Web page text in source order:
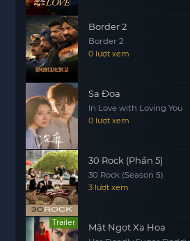
Border 2
Border 2
0 lượt xem
Sa Đoạ
In Love with Loving You
0 lượt xem
30 Rock (Phần 5)
30 Rock (Season 5)
3 lượt xem
Trailer Mật Ngọt Xa Hoa